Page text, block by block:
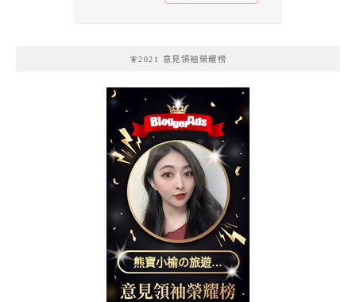
🧚2021 意見領袖榮耀榜
熊寶小榆の旅遊日
記